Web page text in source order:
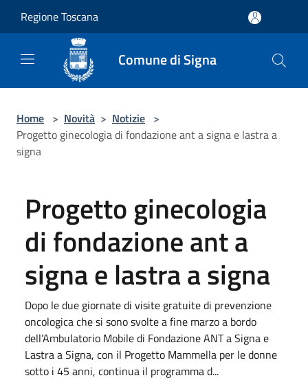
Regione Toscana
Comune di Signa
Home > Novità > Notizie >
Progetto ginecologia di fondazione ant a signa e lastra a
signa
Progetto ginecologia
di fondazione ant a
signa e lastra a signa
Dopo le due giornate di visite gratuite di prevenzione
oncologica che si sono svolte a fine marzo a bordo
dell’Ambulatorio Mobile di Fondazione ANT a Signa e
Lastra a Signa, con il Progetto Mammella per le donne
sotto i 45 anni, continua il programma d...